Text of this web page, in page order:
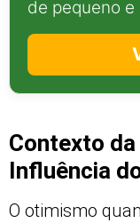
de pequeno
Contexto
Influência
O otimismo